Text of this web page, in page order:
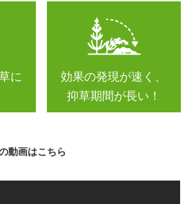
に
効果の発現が速く、
抑草期間が長い！
動画はこちら